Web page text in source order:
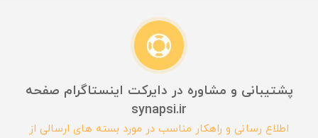
پشتیبانی و مشاوره در دایرکت اینستاگرام صفحه
synapsi.ir
اطلاع رسانی و راهکار مناسب در مورد بسته های ارسالی از